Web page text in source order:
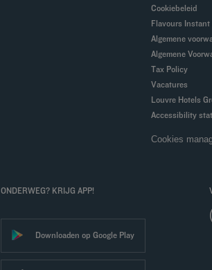
Cookiebeleid
Flavours
Algemene
Algemene
Tax Policy
Vacatures
Louvre Hotels
Accessibility
Cookies
ONDERWEG? KRIJG APP!
Downloaden op Google Play